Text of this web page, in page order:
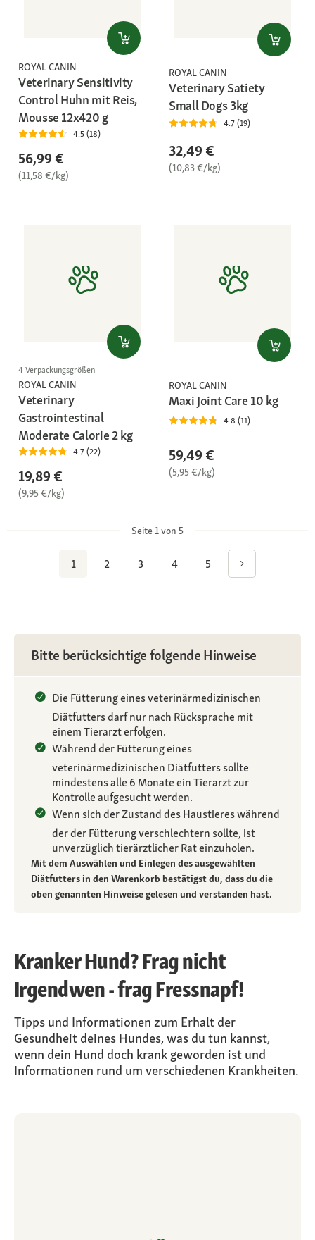
ROYAL CANIN
Veterinary Sensitivity
Control Huhn mit Reis,
Mousse 12x420 g
4.5 (18)
56,99 €
(11,58 €/kg)
ROYAL CANIN
Veterinary Satiety
Small Dogs 3kg
4.7 (19)
32,49 €
(10,83 €/kg)
4 Verpackungsgrößen
ROYAL CANIN
Veterinary
Gastrointestinal
Moderate Calorie 2 kg
4.7 (22)
19,89 €
(9,95 €/kg)
ROYAL CANIN
Maxi Joint Care 10 kg
4.8 (11)
59,49 €
(5,95 €/kg)
Seite 1 von 5
1 2 3 4 5
Bitte berücksichtige folgende Hinweise
Die Fütterung eines veterinärmedizinischen
Diätfutters darf nur nach Rücksprache mit
einem Tierarzt erfolgen.
Während der Fütterung eines
veterinärmedizinischen Diätfutters sollte
mindestens alle 6 Monate ein Tierarzt zur
Kontrolle aufgesucht werden.
Wenn sich der Zustand des Haustieres während
der der Fütterung verschlechtern sollte, ist
unverzüglich tierärztlicher Rat einzuholen.
Mit dem Auswählen und Einlegen des ausgewählten
Diätfutters in den Warenkorb bestätigst du, dass du die
oben genannten Hinweise gelesen und verstanden hast.
Kranker Hund? Frag nicht
Irgendwen - frag Fressnapf!
Tipps und Informationen zum Erhalt der
Gesundheit deines Hundes, was du tun kannst,
wenn dein Hund doch krank geworden ist und
Informationen rund um verschiedenen Krankheiten.